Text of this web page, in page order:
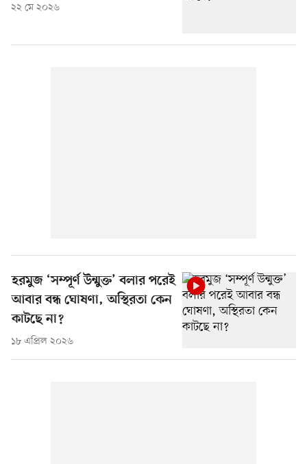
২২ মে ২০২৬
হরমুজ ‘সম্পূর্ণ উন্মুক্ত’ বলার পরেই
আবার বন্ধ ঘোষণা, অস্থিরতা কেন
কাটছে না?
১৮ এপ্রিল ২০২৬